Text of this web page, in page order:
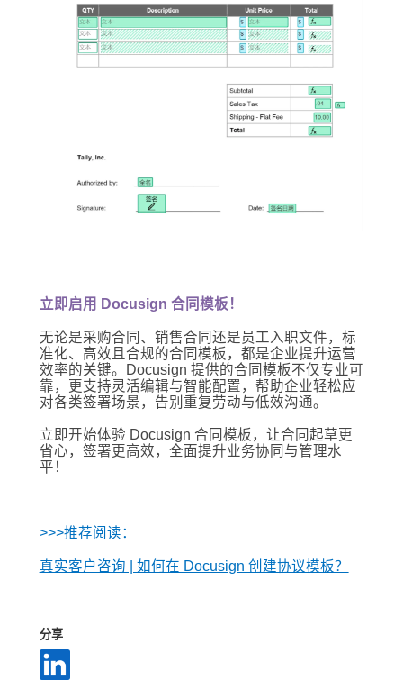
立即启用 Docusign 合同模板！
无论是采购合同、销售合同还是员工入职文件，标
准化、高效且合规的合同模板，都是企业提升运营
效率的关键。Docusign 提供的合同模板不仅专业可
靠，更支持灵活编辑与智能配置，帮助企业轻松应
对各类签署场景，告别重复劳动与低效沟通。
立即开始体验 Docusign 合同模板，让合同起草更
省心，签署更高效，全面提升业务协同与管理水
平！
>>>推荐阅读：
真实客户咨询 | 如何在 Docusign 创建协议模板？
分享